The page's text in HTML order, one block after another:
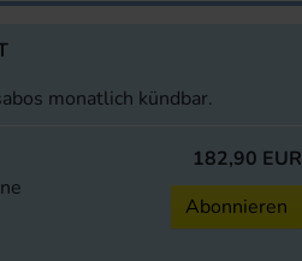
monatlich kündbar.
182,90 EUR
Abonnieren